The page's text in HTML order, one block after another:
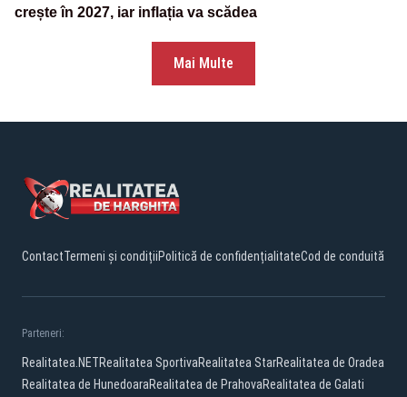
crește în 2027, iar inflația va scădea
Mai Multe
ContactTermeni și condițiiPolitică de confidențialitateCod de conduită
Parteneri:
Realitatea.NETRealitatea SportivaRealitatea StarRealitatea de Oradea
Realitatea de HunedoaraRealitatea de PrahovaRealitatea de Galati